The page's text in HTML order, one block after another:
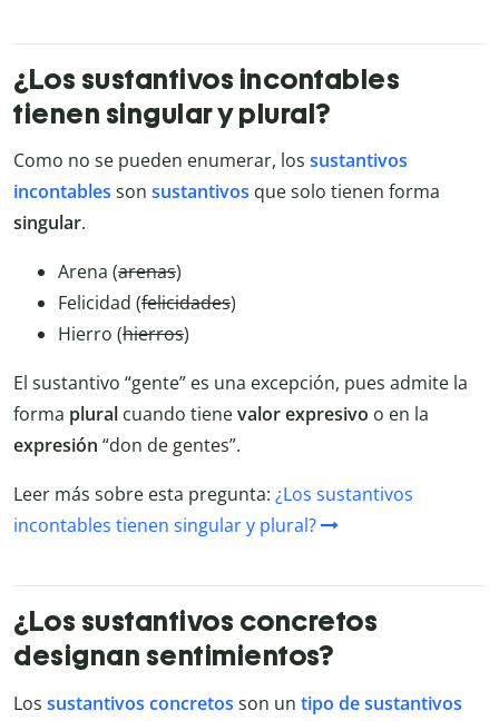
¿Los sustantivos incontables
tienen singular y plural?
Como no se pueden enumerar, los sustantivos
incontables son sustantivos que solo tienen forma
singular.
Arena (arenas)
Felicidad (felicidades)
Hierro (hierros)
El sustantivo “gente” es una excepción, pues admite la
forma plural cuando tienevalorexpresivo o en la
expresión “don de gentes”.
Leer más sobre esta pregunta: ¿Los sustantivos
incontables tienen singular y plural?
¿Los sustantivos concretos
designan sentimientos?
Los sustantivos concretos son un tipo de sustantivos